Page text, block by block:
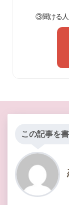
③聞ける人
この記事を